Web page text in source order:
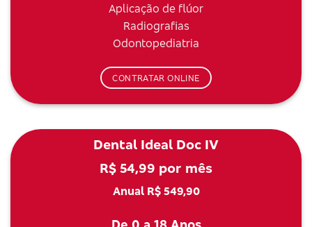
Aplicação de flúor
Radiografias
Odontopediatria
CONTRATAR ONLINE
Dental Ideal Doc IV
R$ 54,99 por mês
Anual R$ 549,90